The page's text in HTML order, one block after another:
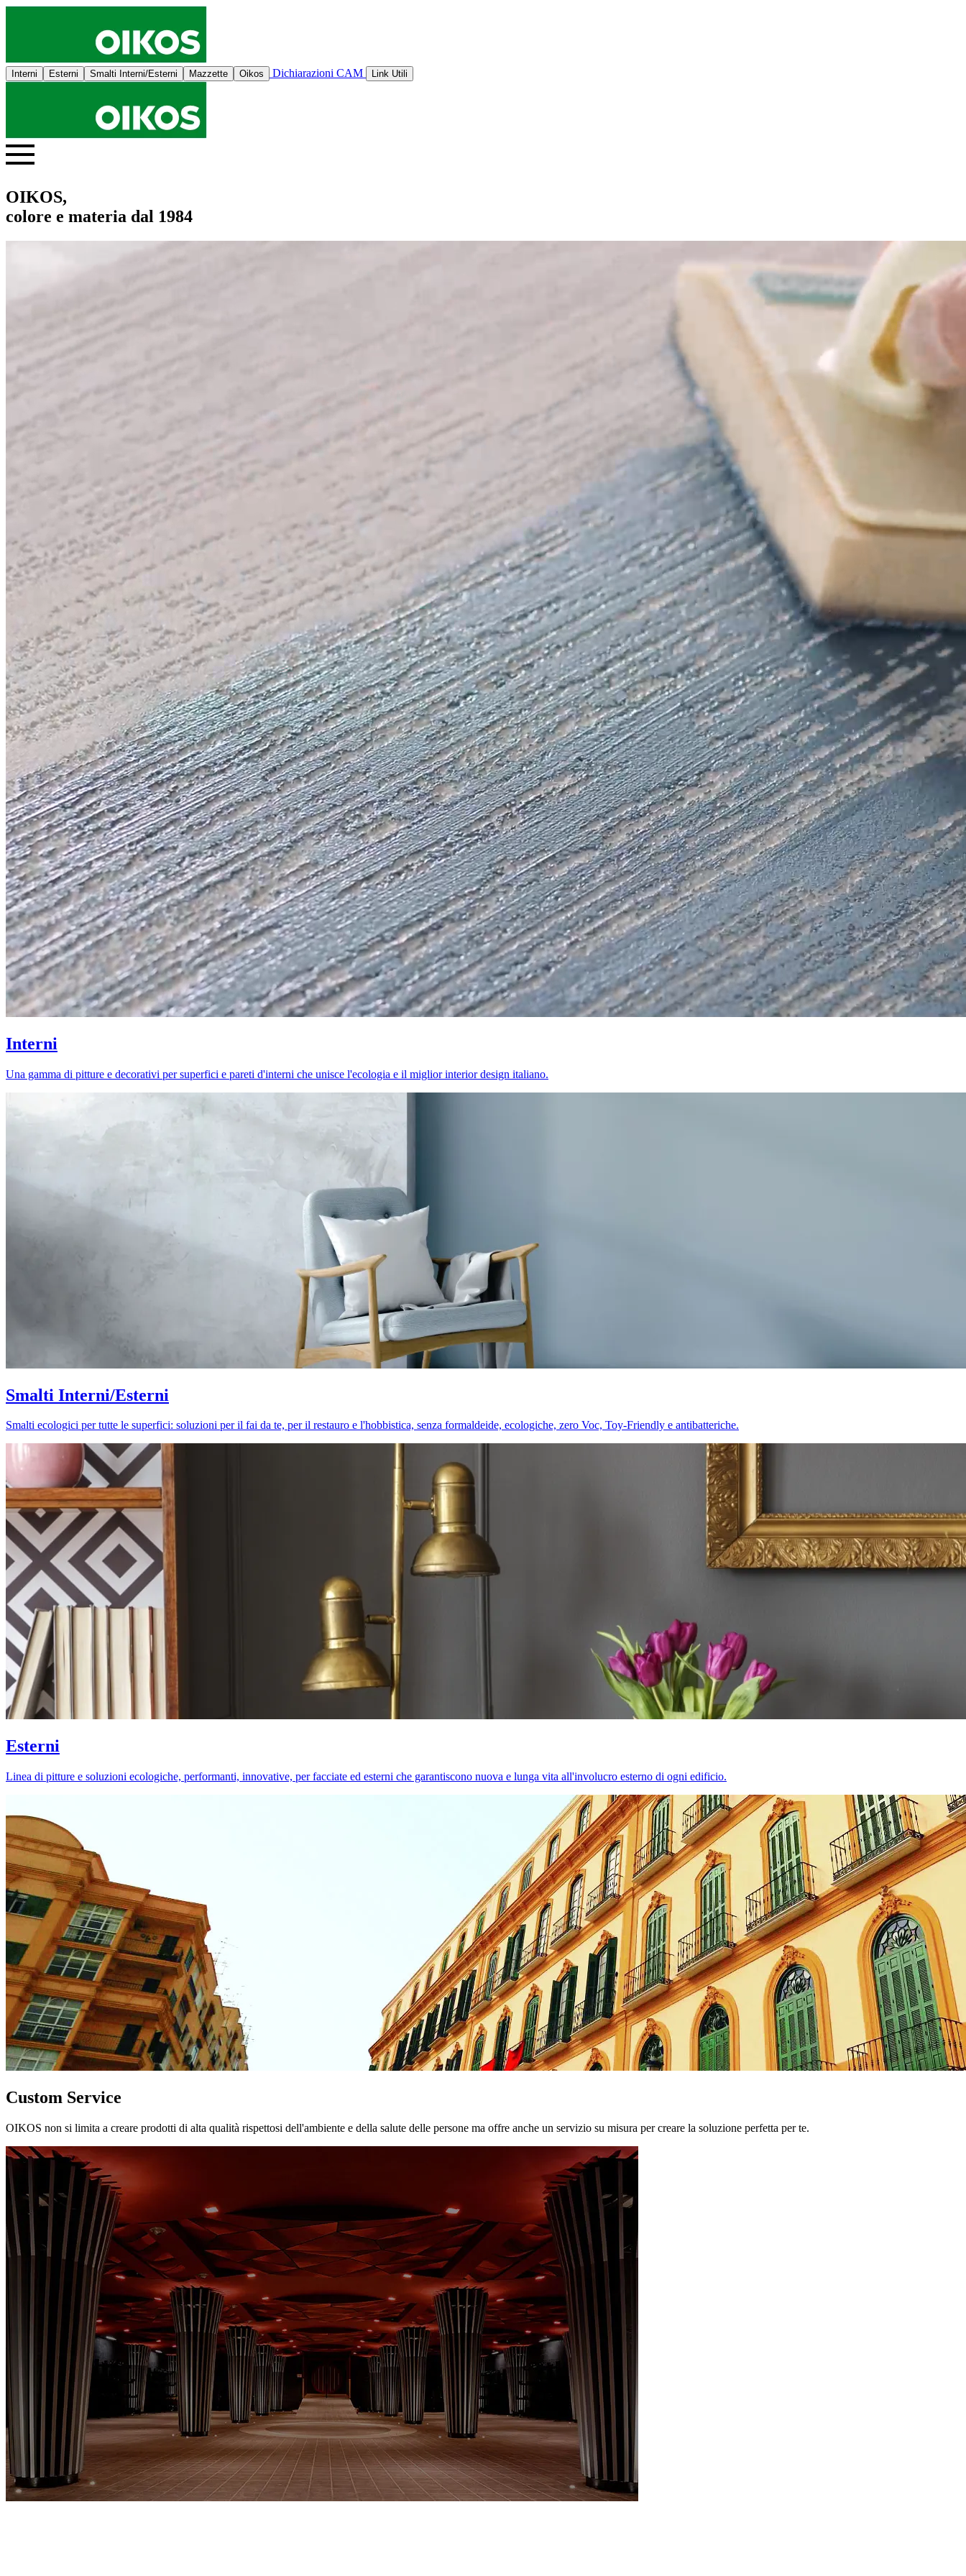
Interni Esterni Smalti Interni/Esterni Mazzette Oikos Dichiarazioni CAM Link Utili
OIKOS,
colore e materia dal 1984
Interni
Una gamma di pitture e decorativi per superfici e pareti d'interni che unisce l'ecologia e il miglior interior design italiano.
Smalti Interni/Esterni
Smalti ecologici per tutte le superfici: soluzioni per il fai da te, per il restauro e l'hobbistica, senza formaldeide, ecologiche, zero Voc, Toy-Friendly e antibatteriche.
Esterni
Linea di pitture e soluzioni ecologiche, performanti, innovative, per facciate ed esterni che garantiscono nuova e lunga vita all'involucro esterno di ogni edificio.
Custom Service
OIKOS non si limita a creare prodotti di alta qualità rispettosi dell'ambiente e della salute delle persone ma offre anche un servizio su misura per creare la soluzione perfetta per te.